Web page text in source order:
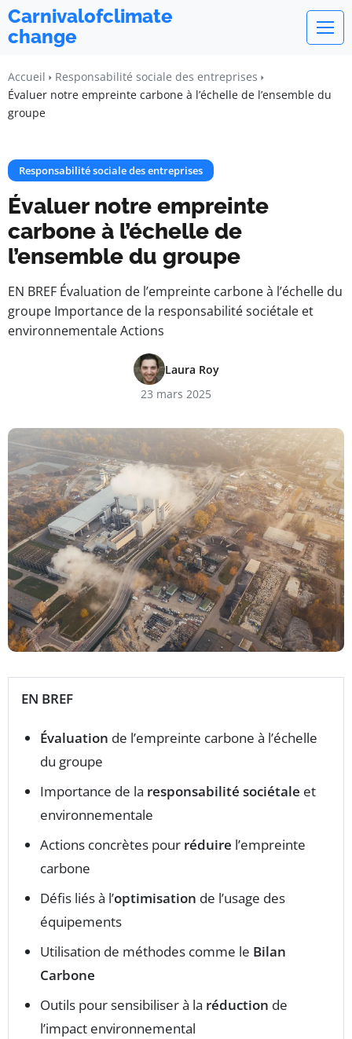
Carnivalofclimate
change
Accueil
Responsabilité sociale des entreprises
Évaluer notre empreinte carbone à l’échelle de l’ensemble du
groupe
Responsabilité sociale des entreprises
Évaluer notre empreinte
carbone à l’échelle de
l’ensemble du groupe
EN BREF Évaluation de l’empreinte carbone à l’échelle du
groupe Importance de la responsabilité sociétale et
environnementale Actions
Laura Roy
23 mars 2025
EN BREF
Évaluation de l’empreinte carbone à l’échelle
du groupe
Importance de la responsabilité sociétale et
environnementale
Actions concrètes pour réduire l’empreinte
carbone
Défis liés à l’optimisation de l’usage des
équipements
Utilisation de méthodes comme le Bilan
Carbone
Outils pour sensibiliser à la réduction de
l’impact environnemental